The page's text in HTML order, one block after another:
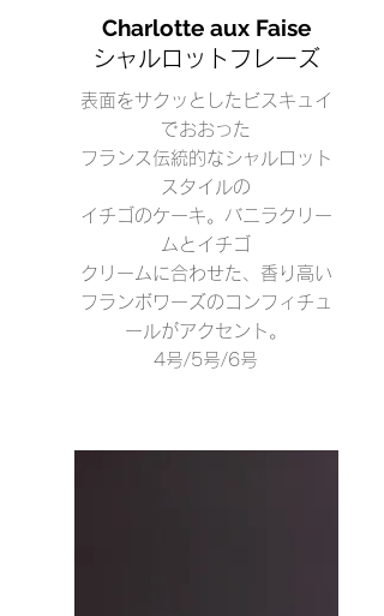
Charlotte aux Faise
シャルロットフレーズ
表面をサクッとしたビスキュイ
でおおった
フランス伝統的なシャルロット
スタイルの
イチゴのケーキ。バニラクリー
ムと イチゴ
クリームに合わせた、香り高い
フランボワーズのコンフィチュ
ールがアクセント。
4号/5号/6号